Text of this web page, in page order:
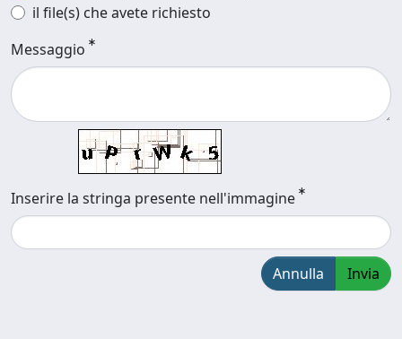
il file(s) che avete richiesto
Messaggio
Inserire la stringa presente nell'immagine
Annulla Invia